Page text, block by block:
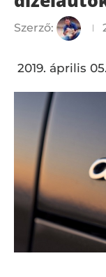
Szerző:
2019. április 05.